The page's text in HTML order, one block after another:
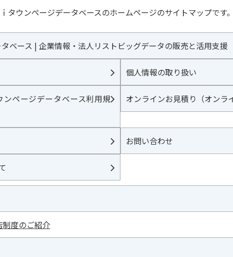
タウンページデータベースのホームページのサイトマップです
タベース | 企業情報・法人リストビッグデータの販売と活用支援
個人情報の取り扱い
ページデータベース利用規
オンラインお見積り（オンラ
お問い合わせ
度のご紹介